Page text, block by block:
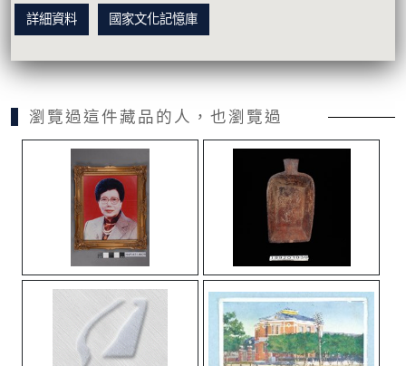
詳細資料 國家文化記憶庫
瀏覽過這件藏品的人，也瀏覽過